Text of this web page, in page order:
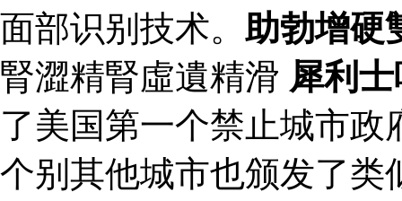
面部识别技术。 助勃增硬
腎澀精腎虛遺精滑 犀利
了美国第一个禁止城市
个别其他城市也颁发了类